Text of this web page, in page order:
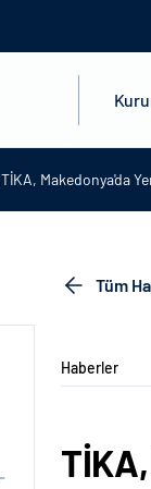
TİKA, Makedonya'da
Tüm
Haberler